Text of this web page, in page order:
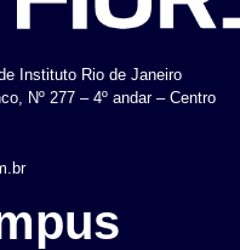
Instituto Rio de Janeiro
Nº 277 – 4º andar – Centro